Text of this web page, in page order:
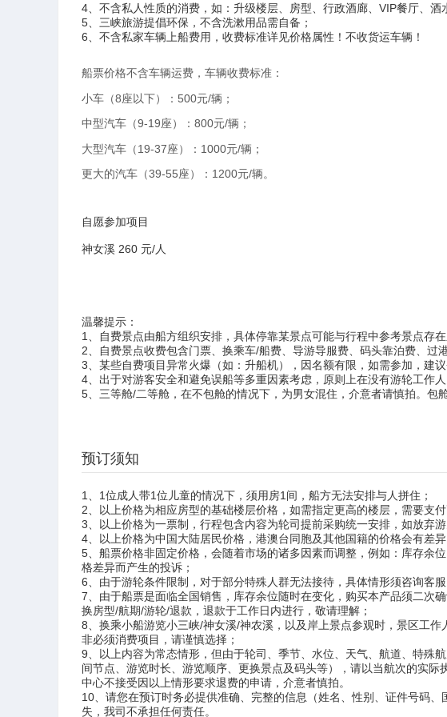
4、不含私人性质的消费，如：升级楼层、房型、行政酒廊、VIP餐厅、酒
5、三峡旅游提倡环保，不含洗漱用品需自备；
6、不含私家车辆上船费用，收费标准详见价格属性！不收货运车辆！
船票价格不含车辆运费，车辆收费标准：
小车（8座以下）：500元/辆；
中型汽车（9-19座）：800元/辆；
大型汽车（19-37座）：1000元/辆；
更大的汽车（39-55座）：1200元/辆。
自愿参加项目
神女溪 260 元/人
温馨提示：
1、自费景点由船方组织安排，具体停靠某景点可能与行程中参考景点存
2、自费景点收费包含门票、换乘车/船费、导游导服费、码头靠泊费、过
3、某些自费项目异常火爆（如：升船机），因名额有限，如需参加，建
4、出于对游客安全和避免误船等多重因素考虑，原则上在没有游轮工作
5、三等舱/二等舱，在不包舱的情况下，为男女混住，介意者请慎拍。包
预订须知
1、1位成人带1位儿童的情况下，须用房1间，船方无法安排与人拼住；
2、以上价格为相应房型的基础楼层价格，如需指定更高的楼层，需要支付
3、以上价格为一票制，行程包含内容为轮司提前采购统一安排，如放弃
4、以上价格为中国大陆居民价格，港澳台同胞及其他国籍的价格会有差
5、船票价格非固定价格，会随着市场的诸多因素而调整，例如：库存余
格差异而产生的投诉；
6、由于游轮条件限制，对于部分特殊人群无法接待，具体情形须咨询客
7、由于船票是面临全国销售，库存余位随时在变化，购买本产品须二次
换房型/航期/游轮/退款，退款于工作日内进行，敬请理解；
8、换乘小船游览小三峡/神女溪/神农溪，以及岸上景点参观时，景区工
非必须消费项目，请谨慎选择；
9、以上内容为常态情形，但由于轮司、季节、水位、天气、航道、特殊
间节点、游览时长、游览顺序、更换景点及码头等），请以当航次的实
中心不接受因以上情形要求退费的申请，介意者慎拍。
10、请您在预订时务必提供准确、完整的信息（姓名、性别、证件号码
失，我司不承担任何责任。